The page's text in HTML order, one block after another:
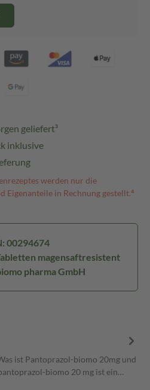
geliefert³
inklusive
werden nur die
Eigenanteile in Rechnung gestellt.⁴
00294674
magensaftresistent
pharma GmbH
ist Pantoprazol-biomo 20mg und
biomo 20 mg ist ein…